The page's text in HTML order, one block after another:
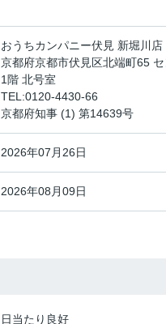
おうちカンパニー伏見 新堀川店
京都府京都市伏見区北端町65
1階 北号室
TEL:0120-4430-66
京都府知事 (1) 第14639号
2026年07月26日
2026年08月09日
日当たり良好